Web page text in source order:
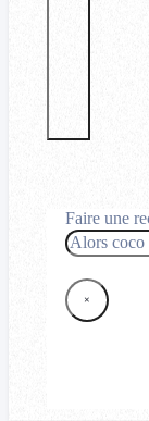
Faire une
Rechercher
×